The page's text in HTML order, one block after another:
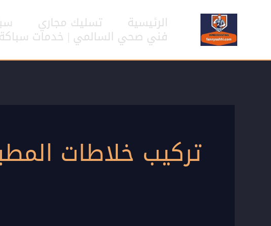
المحتوى
الرئيسية تسليك مجاري
فني صحي السالمي | خدمات سباكة
تركيب خلاطات